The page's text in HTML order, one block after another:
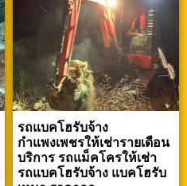
รถแบคโฮรับจ้าง
กำแพงเพชรให้เช่ารายเดือน
บริการ รถแม็คโครให้เช่า
รถแบคโฮรับจ้าง แบคโฮรับ